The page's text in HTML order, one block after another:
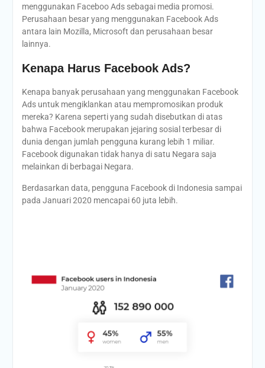
menggunakan Faceboo Ads sebagai media promosi.
Perusahaan besar yang menggunakan Facebook Ads
antara lain Mozilla, Microsoft dan perusahaan besar
lainnya.
Kenapa Harus Facebook Ads?
Kenapa banyak perusahaan yang menggunakan Facebook
Ads untuk mengiklankan atau mempromosikan produk
mereka? Karena seperti yang sudah disebutkan di atas
bahwa Facebook merupakan jejaring sosial terbesar di
dunia dengan jumlah pengguna kurang lebih 1 miliar.
Facebook digunakan tidak hanya di satu Negara saja
melainkan di berbagai Negara.
Berdasarkan data, pengguna Facebook di Indonesia sampai
pada Januari 2020 mencapai 60 juta lebih.